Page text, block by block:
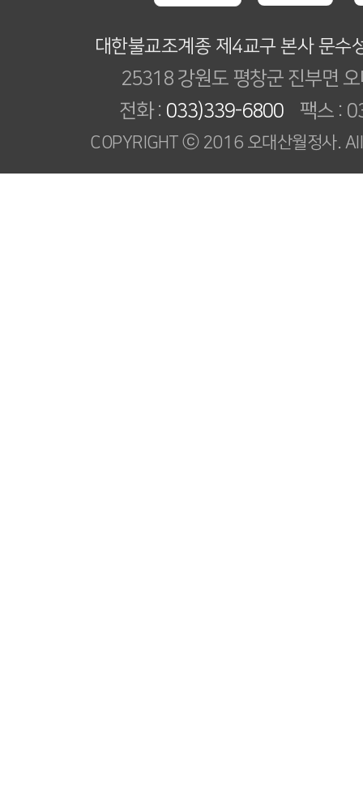
대한불교조계종 제4교구 본사 문수
25318 강원도 평창군 진부면
전화 : 033)339-6800 팩스 :
COPYRIGHT ⓒ 2016 오대산월정사.